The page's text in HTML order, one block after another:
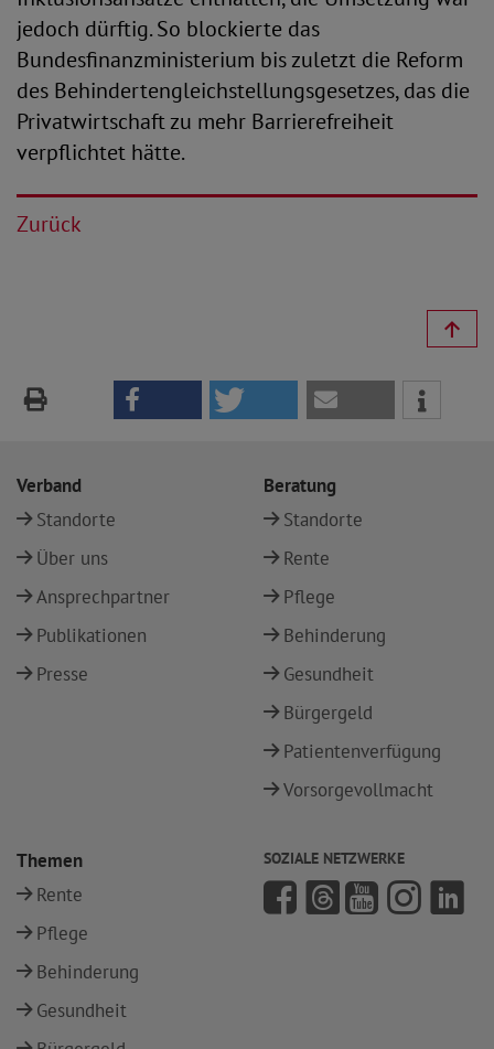
jedoch dürftig. So blockierte das
Bundesfinanzministerium bis zuletzt die Reform
des Behindertengleichstellungsgesetzes, das die
Privatwirtschaft zu mehr Barrierefreiheit
verpflichtet hätte.
Zurück
Verband
Standorte
Über uns
Ansprechpartner
Publikationen
Presse
Beratung
Standorte
Rente
Pflege
Behinderung
Gesundheit
Bürgergeld
Patientenverfügung
Vorsorgevollmacht
Themen
Rente
Pflege
Behinderung
Gesundheit
SOZIALE NETZWERKE